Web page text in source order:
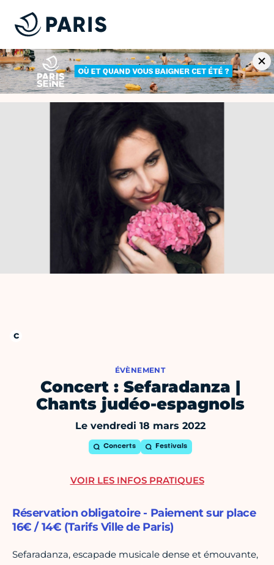
ÉVÈNEMENT
Concert : Sefaradanza |
Chants judéo-espagnols
Le vendredi 18 mars 2022
Concerts Festivals
Réservation obligatoire - Paiement sur place
16€ / 14€ (Tarifs Ville de Paris)
Sefaradanza, escapade musicale dense et émouvante,
VOIR LES INFOS PRATIQUES